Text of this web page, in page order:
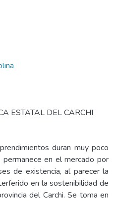
ESTATAL DEL CARCHI
duran muy poco
en el mercado por
de existencia, al parecer la
en la sostenibilidad de
del Carchi. Se toma en